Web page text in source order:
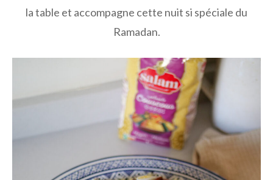
la table et accompagne cette nuit si spéciale du
Ramadan.